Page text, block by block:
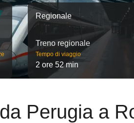
Regionale
Treno regionale
Tempo di viaggio
2 ore 52 min
Perugia a